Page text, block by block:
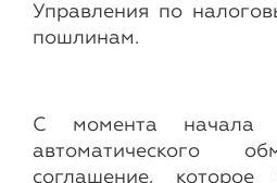
Управления по
пошлинам.
С момента начала
автоматического
соглашение,